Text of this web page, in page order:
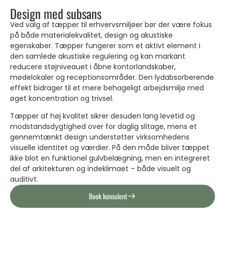
Design med subsans
Ved valg af tæpper til erhvervsmiljøer bør der være fokus
på både materialekvalitet, design og akustiske
egenskaber. Tæpper fungerer som et aktivt element i
den samlede akustiske regulering og kan markant
reducere støjniveauet i åbne kontorlandskaber,
mødelokaler og receptionsområder. Den lydabsorberende
effekt bidrager til et mere behageligt arbejdsmiljø med
øget koncentration og trivsel.
Tæpper af høj kvalitet sikrer desuden lang levetid og
modstandsdygtighed over for daglig slitage, mens et
gennemtænkt design understøtter virksomhedens
visuelle identitet og værdier. På den måde bliver tæppet
ikke blot en funktionel gulvbelægning, men en integreret
del af arkitekturen og indeklimaet – både visuelt og
auditivt.
Book konsulent